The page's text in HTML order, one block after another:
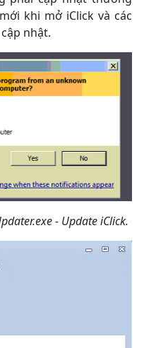
khi mở iClick và các
nhật.
- Update iClick.